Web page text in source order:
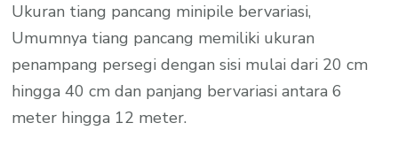
Ukuran tiang pancang minipile bervariasi,
Umumnya tiang pancang memiliki ukuran
penampang persegi dengan sisi mulai dari 20 cm
hingga 40 cm dan panjang bervariasi antara 6
meter hingga 12 meter.